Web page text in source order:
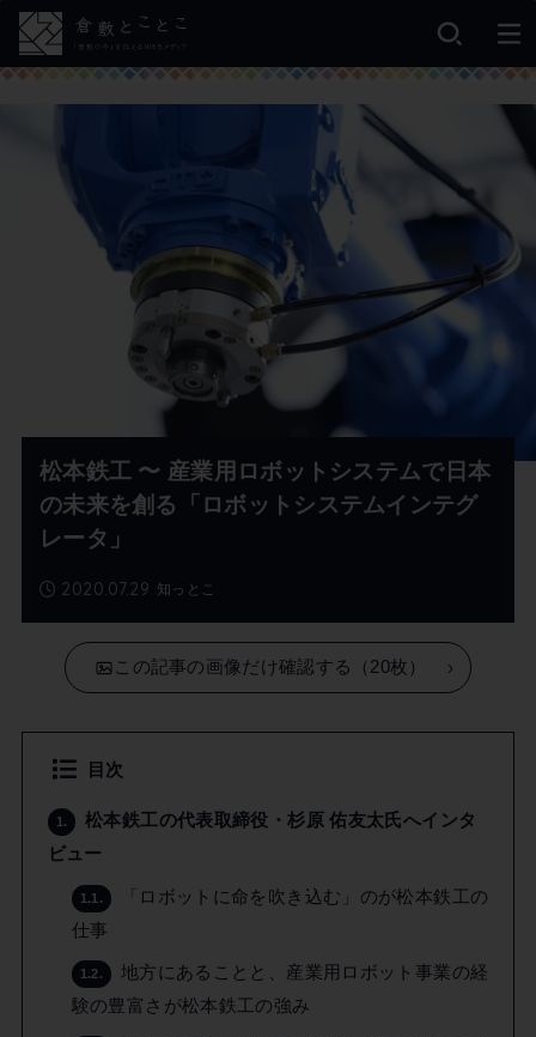
知っとこ
2020.07.29
松本鉄工 〜 産業用ロボットシステムで日本
の未来を創る「ロボットシステムインテグ
レータ」
この記事の画像だけ確認する（20枚）
目次
1.
松本鉄工の代表取締役・杉原 佑友太氏へインタ
ビュー
1.1.
「ロボットに命を吹き込む」のが松本鉄工の
仕事
1.2.
地方にあることと、産業用ロボット事業の経
験の豊富さが松本鉄工の強み